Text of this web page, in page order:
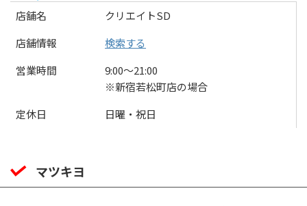
店舗名
クリエイトSD
店舗情報
検索する
営業時間
9:00〜21:00
※新宿若松町店の場合
定休日
日曜・祝日
マツキヨ